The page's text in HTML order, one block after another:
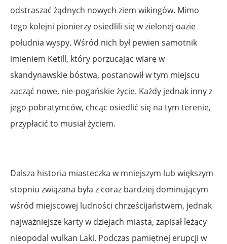
odstraszać żądnych nowych ziem wikingów. Mimo
tego kolejni pionierzy osiedlili się w zielonej oazie
południa wyspy. Wśród nich był pewien samotnik
imieniem Ketill, który porzucając wiarę w
skandynawskie bóstwa, postanowił w tym miejscu
zacząć nowe, nie-pogańskie życie. Każdy jednak inny z
jego pobratymców, chcąc osiedlić się na tym terenie,
przypłacić to musiał życiem.
Dalsza historia miasteczka w mniejszym lub większym
stopniu związana była z coraz bardziej dominującym
wśród miejscowej ludności chrześcijaństwem, jednak
najważniejsze karty w dziejach miasta, zapisał leżący
nieopodal wulkan Laki. Podczas pamiętnej erupcji w